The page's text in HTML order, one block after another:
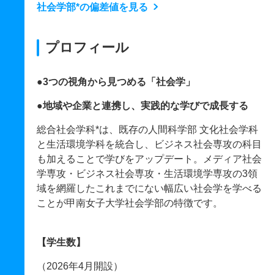
社会学部*の偏差値を見る
プロフィール
●3つの視角から見つめる「社会学」
●地域や企業と連携し、実践的な学びで成長する
総合社会学科*は、既存の人間科学部 文化社会学科
と生活環境学科を統合し、ビジネス社会専攻の科目
も加えることで学びをアップデート。メディア社会
学専攻・ビジネス社会専攻・生活環境学専攻の3領
域を網羅したこれまでにない幅広い社会学を学べる
ことが甲南女子大学社会学部の特徴です。
【学生数】
（2026年4月開設）